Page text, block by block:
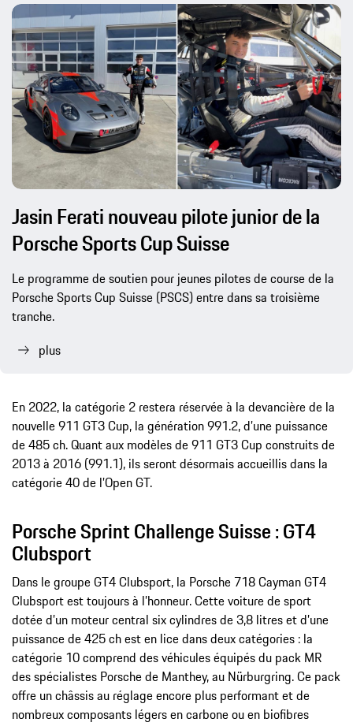
Jasin Ferati nouveau pilote junior de la
Porsche Sports Cup Suisse
Le programme de soutien pour jeunes pilotes de course de la
Porsche Sports Cup Suisse (PSCS) entre dans sa troisième
tranche.
plus
En 2022, la catégorie 2 restera réservée à la devancière de la
nouvelle 911 GT3 Cup, la génération 991.2, d’une puissance
de 485 ch. Quant aux modèles de 911 GT3 Cup construits de
2013 à 2016 (991.1), ils seront désormais accueillis dans la
catégorie 40 de l’Open GT.
Porsche Sprint Challenge Suisse : GT4
Clubsport
Dans le groupe GT4 Clubsport, la Porsche 718 Cayman GT4
Clubsport est toujours à l’honneur. Cette voiture de sport
dotée d’un moteur central six cylindres de 3,8 litres et d’une
puissance de 425 ch est en lice dans deux catégories : la
catégorie 10 comprend des véhicules équipés du pack MR
des spécialistes Porsche de Manthey, au Nürburgring. Ce pack
offre un châssis au réglage encore plus performant et de
nombreux composants légers en carbone ou en biofibres